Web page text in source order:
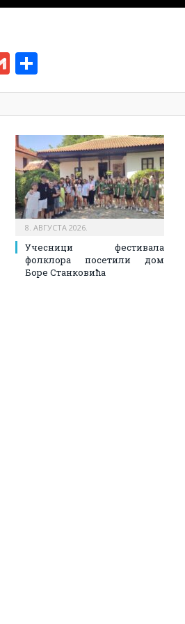
Gmail
8. АВГУСТА 2026.
Учесници фестивала
фолклора посетили дом
Боре Станковића